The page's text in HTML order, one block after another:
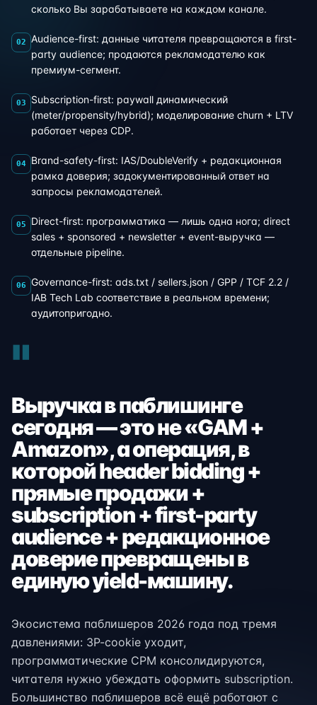
сколько Вы зарабатываете на каждом канале.
02
Audience-first: данные читателя превращаются в first-
party audience; продаются рекламодателю как
премиум-сегмент.
03
Subscription-first: paywall динамический
(meter/propensity/hybrid); моделирование churn + LTV
работает через CDP.
04
Brand-safety-first: IAS/DoubleVerify + редакционная
рамка доверия; задокументированный ответ на
запросы рекламодателей.
05
Direct-first: программатика — лишь одна нога; direct
sales + sponsored + newsletter + event-выручка —
отдельные pipeline.
06
Governance-first: ads.txt / sellers.json / GPP / TCF 2.2 /
IAB Tech Lab соответствие в реальном времени;
аудитопригодно.
"
Выручка в паблишинге
сегодня — это не «GAM +
Amazon», а операция, в
которой header bidding +
прямые продажи +
subscription + first-party
audience + редакционное
доверие превращены в
единую yield-машину.
Экосистема паблишеров 2026 года под тремя
давлениями: 3P-cookie уходит,
программатические CPM консолидируются,
читателя нужно убеждать оформить subscription.
Большинство паблишеров всё ещё работают с